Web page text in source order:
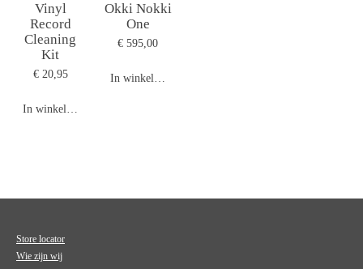
Vinyl
Record
Cleaning
Kit
€ 20,95
In winkelwagen
Okki Nokki
One
€ 595,00
In winkelwagen
Store locator
Wie zijn wij